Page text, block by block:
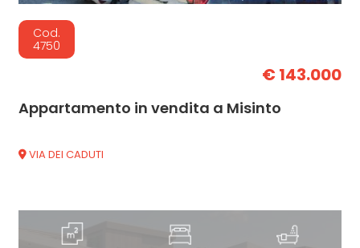
Cod.
4750
€ 143.000
Appartamento in vendita a Misinto
VIA DEI CADUTI